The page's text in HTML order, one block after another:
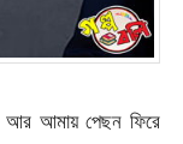
আর আমায় পেছন ফিরে